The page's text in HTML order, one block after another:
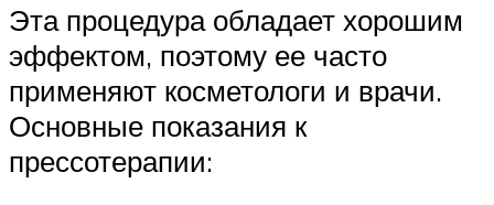
Эта процедура обладает хорошим
эффектом, поэтому ее часто
применяют косметологи и врачи.
Основные показания к
прессотерапии: